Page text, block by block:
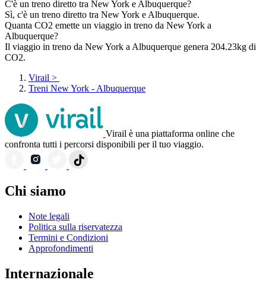
C'è un treno diretto tra New York e Albuquerque?
Sì, c'è un treno diretto tra New York e Albuquerque.
Quanta CO2 emette un viaggio in treno da New York a
Albuquerque?
Il viaggio in treno da New York a Albuquerque genera 204.23kg di
CO2.
Virail >
Treni New York - Albuquerque
Virail è una piattaforma online che
confronta tutti i percorsi disponibili per il tuo viaggio.
Chi siamo
Note legali
Politica sulla riservatezza
Termini e Condizioni
Approfondimenti
Internazionale